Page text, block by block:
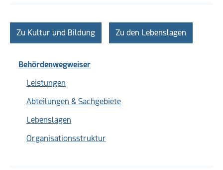
Zu Kultur und Bildung Zu den Lebenslagen
Behördenwegweiser
Leistungen
Abteilungen & Sachgebiete
Lebenslagen
Organisationsstruktur